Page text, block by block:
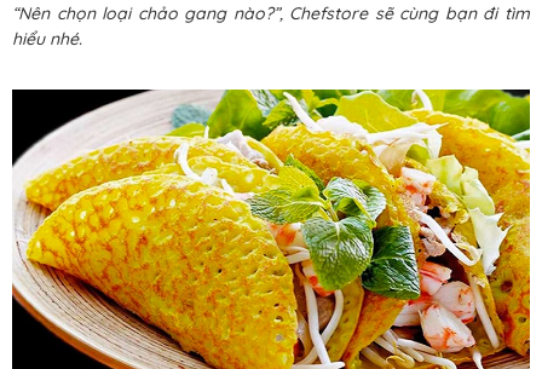
“Nên chọn loại chảo gang nào?”, Chefstore sẽ cùng bạn đi tìm
hiểu nhé.